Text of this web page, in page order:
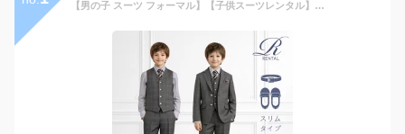
【男の子 スーツ フォーマル】【子供スーツレンタル】【安心の4泊5日】【3日前お届け】【フォーマルシューズ・ベルト】【サイズ展開 140 150 160 170／b-130】WF by WANDER FACTORY ベスト付き ブラウングレー 格子柄ハイクオリティスーツ 子供スーツ 結婚式 発表会